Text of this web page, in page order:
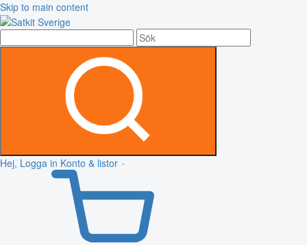
Skip to main content
Hej, Logga in Konto & listor